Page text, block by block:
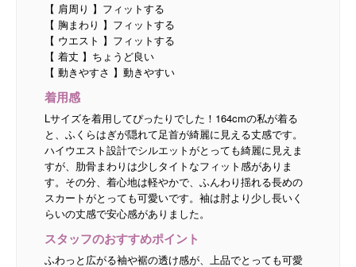
【 肩周り 】フィットする
【 胸まわり 】フィットする
【 ウエスト 】フィットする
【 着丈 】ちょうど良い
【 動きやすさ 】動きやすい
着用感
Lサイズを着用してぴったりでした！164cmの私が着る
と、ふくらはぎが隠れて足首が綺麗に見える丈感です。
ハイウエスト設計でシルエットがとっても綺麗に見えま
すが、肋骨まわりは少しタイトなフィット感がありま
す。その分、着心地は軽やかで、ふんわり揺れる長めの
スカートがとっても可愛いです。袖は肘より少し長いく
らいの丈感で安心感がありました。
スタッフのおすすめポイント
ふわっと広がる袖や裾の透け感が、上品でとっても可愛